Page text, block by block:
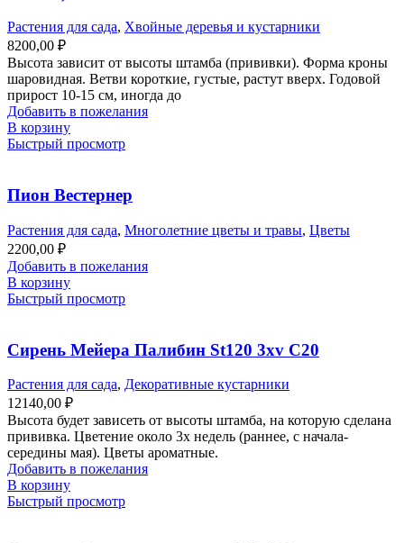
Растения для сада, Хвойные деревья и кустарники
8200,00 ₽
Высота зависит от высоты штамба (прививки). Форма кроны
шаровидная. Ветви короткие, густые, растут вверх. Годовой
прирост 10-15 см, иногда до
Добавить в пожелания
В корзину
Быстрый просмотр
Пион Вестернер
Растения для сада, Многолетние цветы и травы, Цветы
2200,00 ₽
Добавить в пожелания
В корзину
Быстрый просмотр
Сирень Мейера Палибин St120 3xv С20
Растения для сада, Декоративные кустарники
12140,00 ₽
Высота будет зависеть от высоты штамба, на которую сделана
прививка. Цветение около 3х недель (раннее, с начала-
середины мая). Цветы ароматные.
Добавить в пожелания
В корзину
Быстрый просмотр